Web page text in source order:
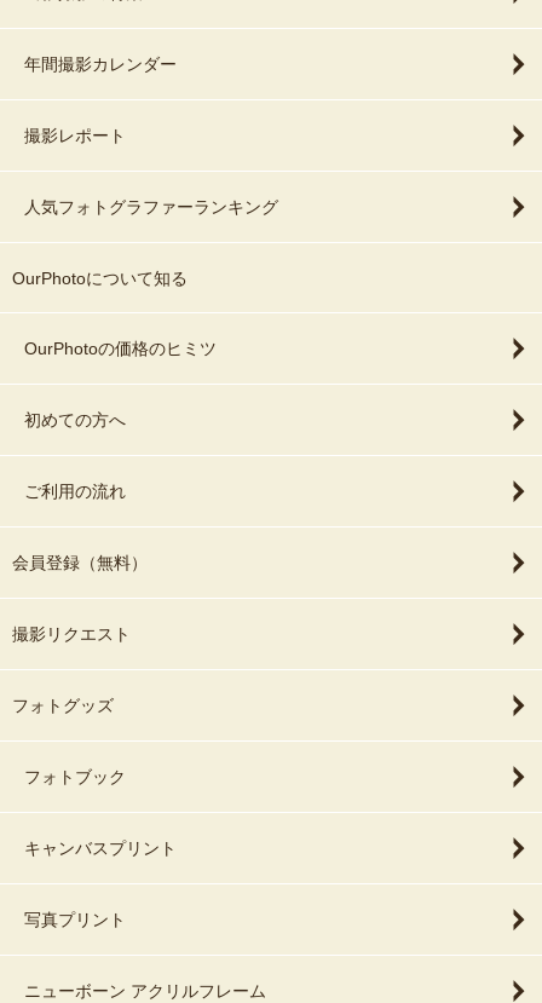
年間撮影カレンダー
撮影レポート
人気フォトグラファーランキング
OurPhotoについて知る
OurPhotoの価格のヒミツ
初めての方へ
ご利用の流れ
会員登録（無料）
撮影リクエスト
フォトグッズ
フォトブック
キャンバスプリント
写真プリント
ニューボーン アクリルフレーム